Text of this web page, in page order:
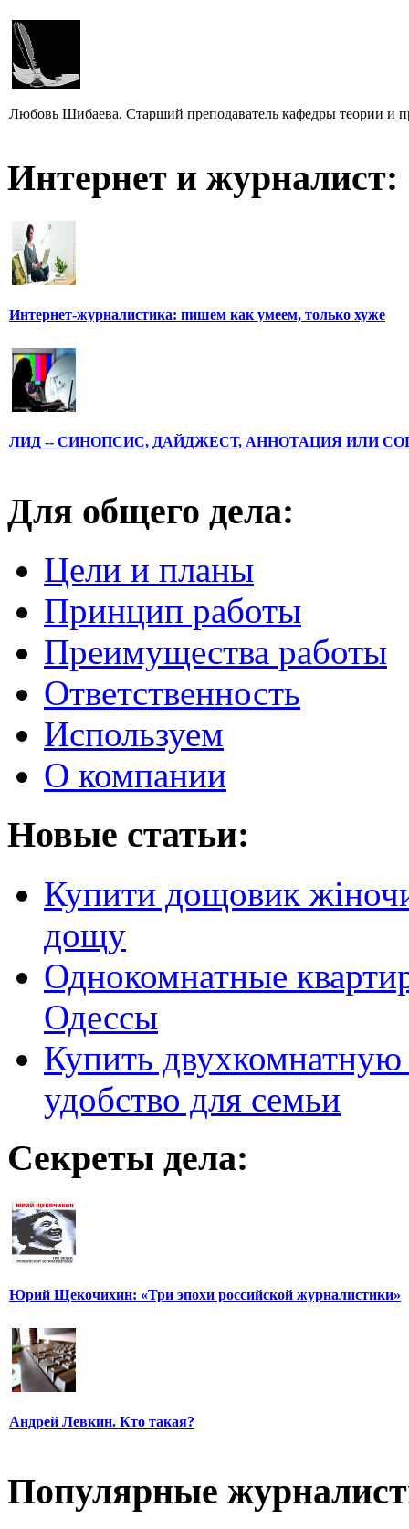
Любовь Шибаева. Старший преподаватель кафедры теории и
Интернет и журналист:
Интернет-журналистика: пишем как умеем, только хуже
ЛИД -- СИНОПСИС, ДАЙДЖЕСТ, АННОТАЦИЯ ИЛИ
Для общего дела:
Цели и планы
Принцип работы
Преимущества работы
Ответственность
Используем
О компании
Новые статьи:
Купити дощовик
дощу
Однокомнатные
Одессы
Купить
удобство для семьи
Секреты дела:
Юрий Щекочихин: «Три эпохи российской журналистики»
Андрей Левкин. Кто такая?
Популярные